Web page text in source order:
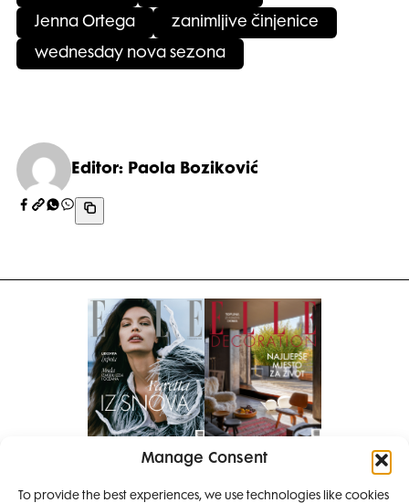
Manage Consent
To provide the best experiences, we use technologies like cookies
Jenna Ortega zanimljive činjenice
wednesday nova sezona
Editor: Paola Boziković
Pretplati se na časopis
PRETPLATITE SE